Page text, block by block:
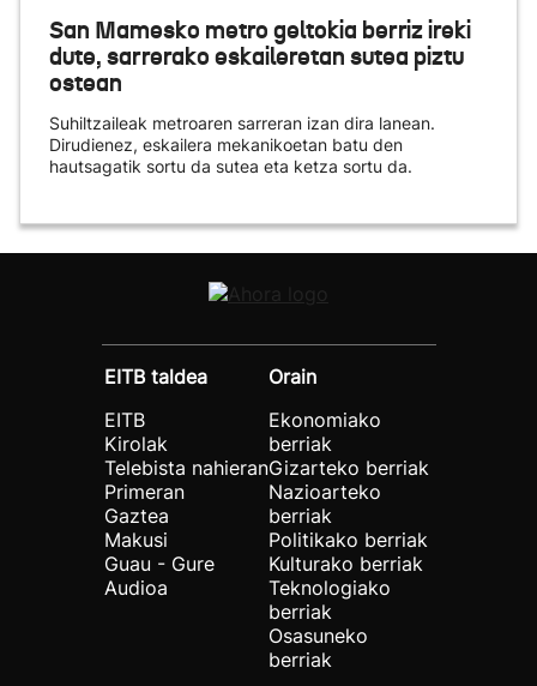
San Mamesko metro geltokia berriz ireki
dute, sarrerako eskaileretan sutea piztu
ostean
Suhiltzaileak metroaren sarreran izan dira lanean.
Dirudienez, eskailera mekanikoetan batu den
hautsagatik sortu da sutea eta ketza sortu da.
EITB taldea
EITB
Kirolak
Telebista nahieran
Primeran
Gaztea
Makusi
Guau - Gure
Audioa
Orain
Ekonomiako
berriak
Gizarteko berriak
Nazioarteko
berriak
Politikako berriak
Kulturako berriak
Teknologiako
berriak
Osasuneko
berriak